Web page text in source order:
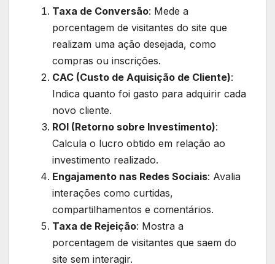
Taxa de Conversão: Mede a
porcentagem de visitantes do site que
realizam uma ação desejada, como
compras ou inscrições.
CAC (Custo de Aquisição de Cliente):
Indica quanto foi gasto para adquirir cada
novo cliente.
ROI (Retorno sobre Investimento):
Calcula o lucro obtido em relação ao
investimento realizado.
Engajamento nas Redes Sociais: Avalia
interações como curtidas,
compartilhamentos e comentários.
Taxa de Rejeição: Mostra a
porcentagem de visitantes que saem do
site sem interagir.